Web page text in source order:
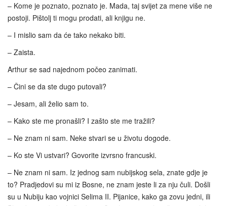
– Kome je poznato, poznato je. Mada, taj svijet za mene više ne
postoji. Pištolj ti mogu prodati, ali knjigu ne.
– I mislio sam da će tako nekako biti.
– Zaista.
Arthur se sad najednom počeo zanimati.
– Čini se da ste dugo putovali?
– Jesam, ali želio sam to.
– Kako ste me pronašli? I zašto ste me tražili?
– Ne znam ni sam. Neke stvari se u životu dogode.
– Ko ste Vi ustvari? Govorite izvrsno francuski.
– Ne znam ni sam. Iz jednog sam nubijskog sela, znate gdje je
to? Pradjedovi su mi iz Bosne, ne znam jeste li za nju čuli. Došli
su u Nubiju kao vojnici Selima II. Pijanice, kako ga zovu jedni, ili